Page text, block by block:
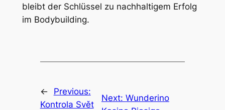
bleibt der Schlüssel zu nachhaltigem Erfolg
im Bodybuilding.
←
Previous:
Kontrola Svět
Next: Wunderino